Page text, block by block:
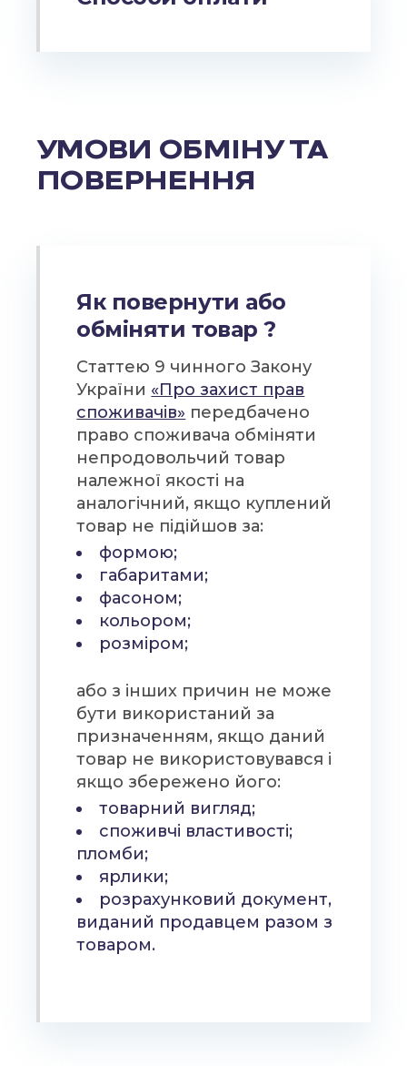
УМОВИ ОБМІНУ ТА
ПОВЕРНЕННЯ
Як повернути або
обміняти товар ?
Статтею 9 чинного Закону
України «Про захист прав
споживачів» передбачено
право споживача обміняти
непродовольчий товар
належної якості на
аналогічний, якщо куплений
товар не підійшов за:
формою;
габаритами;
фасоном;
кольором;
розміром;
або з інших причин не може
бути використаний за
призначенням, якщо даний
товар не використовувався і
якщо збережено його:
товарний вигляд;
споживчі властивості;
пломби;
ярлики;
розрахунковий документ,
виданий продавцем разом з
товаром.